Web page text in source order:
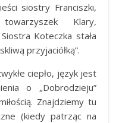
siostry Franciszki,
Klary,
Koteczka stała
przyjaciółką”.
ciepło, język jest
o „Dobrodzieju”
Znajdziemy tu
(kiedy patrząc na